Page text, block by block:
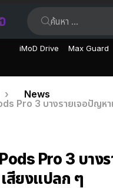
iMoD Drive Max Guard
News
Pro 3 บางรายเจอปัญห
Pro 3 บาง
เสียงแปลก ๆ